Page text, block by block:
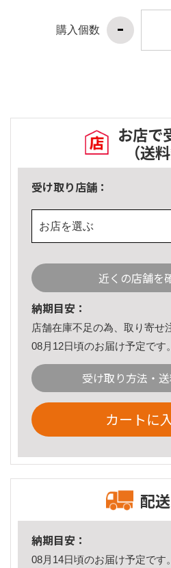
購入個数
お店で
（送
受け取り店舗：
お店を選ぶ
近くの店舗を
納期目安：
店舗在庫不足の為、取り寄せ
08月12日頃のお届け予定です。
受け取り方法・
カートに
配
納期目安：
08月14日頃のお届け予定です。